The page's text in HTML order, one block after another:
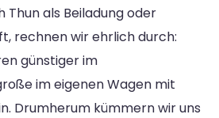
Thun als Beiladung oder
rechnen wir ehrlich durch:
günstiger im
im eigenen Wagen mit
Drumherum kümmern wir uns